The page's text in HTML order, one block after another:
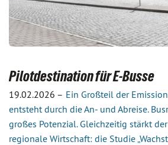
Pilotdestination für E-Busse
19.02.2026 – Ein Großteil der
entsteht durch die An- und Abreise.
großes Potenzial. Gleichzeitig stärkt
regionale Wirtschaft: die Studie